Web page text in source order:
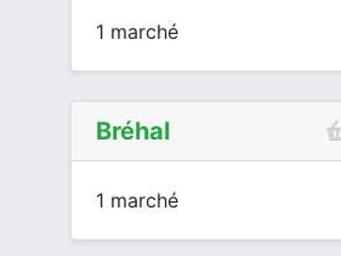
1 marché
Bréhal
1 marché